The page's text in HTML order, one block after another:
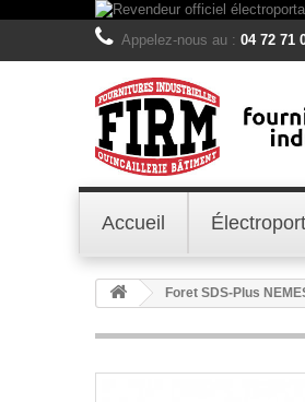
Appelez-nous au : 04 72 71
Accueil
Foret SDS-Plus